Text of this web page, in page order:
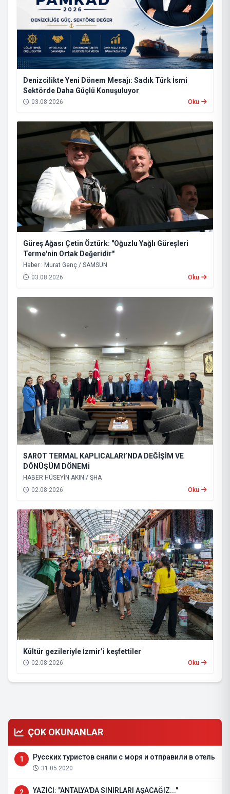
Denizcilikte Yeni Dönem Mesajı: Sadık Türk İsmi
Sektörde Daha Güçlü Konuşuluyor
03.08.2026 Oku
Güreş Ağası Çetin Öztürk: "Oğuzlu Yağlı Güreşleri
Terme'nin Ortak Değeridir"
Haber : Murat Genç / SAMSUN
03.08.2026
Oku
SAROT TERMAL KAPLICALARI’NDA DEĞİŞİM VE
DÖNÜŞÜM DÖNEMİ
HABER HÜSEYİN AKIN / ŞHA
02.08.2026
Oku
Kültür gezileriyle İzmir’i keşfettiler
02.08.2026 Oku
ÇOK OKUNANLAR
1 Русских туристов сняли с моря и отправили в отель
31.05.2020
YAZICI: "ANTALYA'DA SINIRLARI AŞACAĞIZ..."